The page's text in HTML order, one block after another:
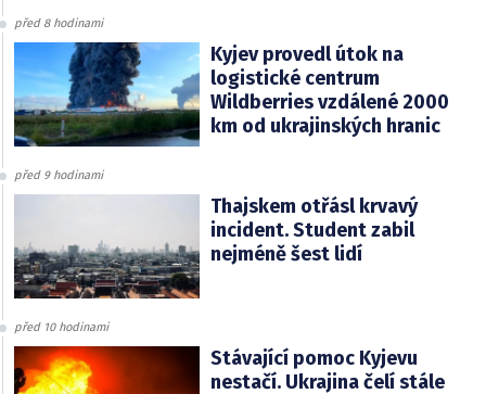
před 8 hodinami
Kyjev provedl útok na
logistické centrum
Wildberries vzdálené 2000
km od ukrajinských hranic
před 9 hodinami
Thajskem otřásl krvavý
incident. Student zabil
nejméně šest lidí
před 10 hodinami
Stávající pomoc Kyjevu
nestačí. Ukrajina čelí stále